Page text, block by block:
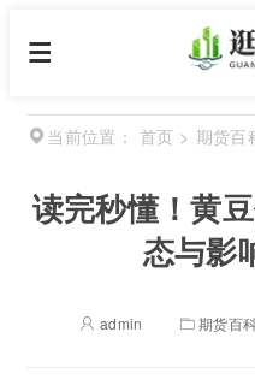
当前位置： 首页 > 期货百
读完秒懂！黄
态与影
admin 期货百